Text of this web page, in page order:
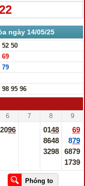
ngày 14/05/25
52 50
69
79
98 95 96
6 7 8 9
2096
0148
8648
3298
69
879
6879
1739